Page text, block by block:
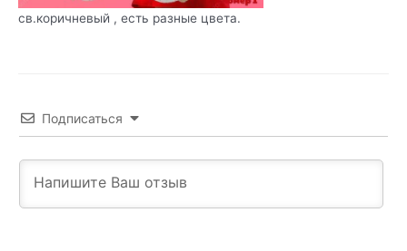
св.коричневый , есть разные цвета.
Подписаться